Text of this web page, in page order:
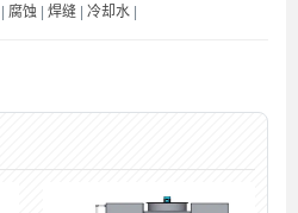
| 腐蚀 | 焊缝 | 冷却水 |